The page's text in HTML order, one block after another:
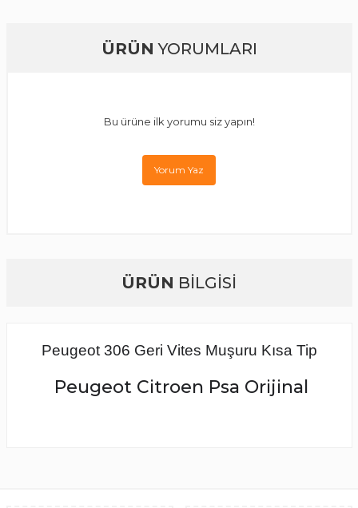
ÜRÜN YORUMLARI
Bu ürüne ilk yorumu siz yapın!
Yorum Yaz
ÜRÜN BİLGİSİ
Peugeot 306 Geri Vites Muşuru Kısa Tip
Peugeot Citroen Psa Orijinal